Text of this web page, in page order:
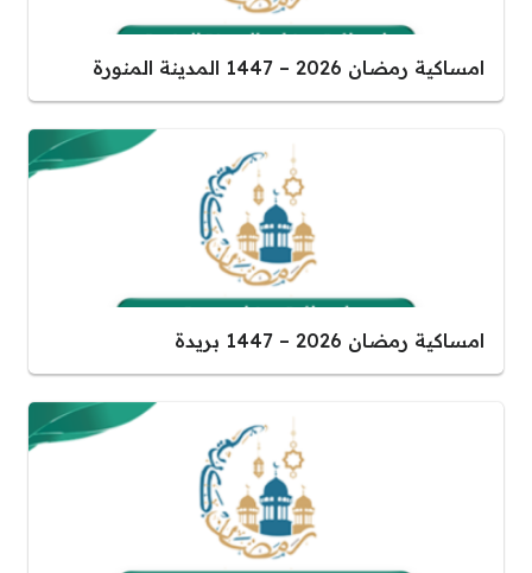
امساكية رمضان 2026 – 1447 المدينة المنورة
امساكية رمضان 2026 – 1447 بريدة